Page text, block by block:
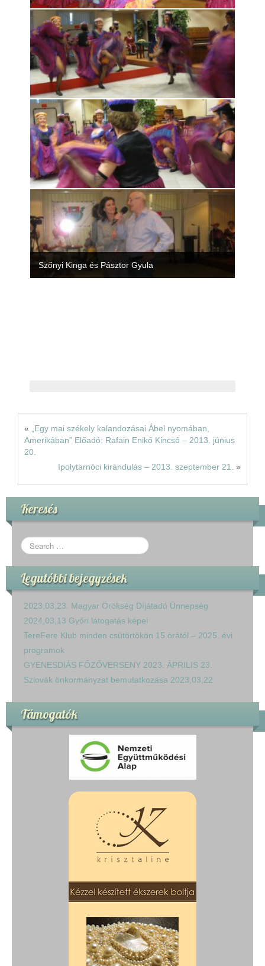
Szőnyi Kinga és Pásztor Gyula
«
„Egy mai székely kalandozásai Ábel nyomában,
Amerikában” Előadó: Rafain Enikő Kincső – 2013. június
20.
Ipolytarnóci kirándulás – 2013. szeptember 21.
»
Keresés
Legutóbbi bejegyzések
2023,03,23. Magyar Örökség Díjátadó Ünnepség
2024,03,13 Győri látogatás képei
TereFere Klub minden csütörtökön 15 órától – 2025. évi
programok
GYENESDIÁS FŐZŐVERSENY 2023. ÁPRILIS 23.
Szlovák önkormányzat bemutatkozása 2023,03,22
Támogatók